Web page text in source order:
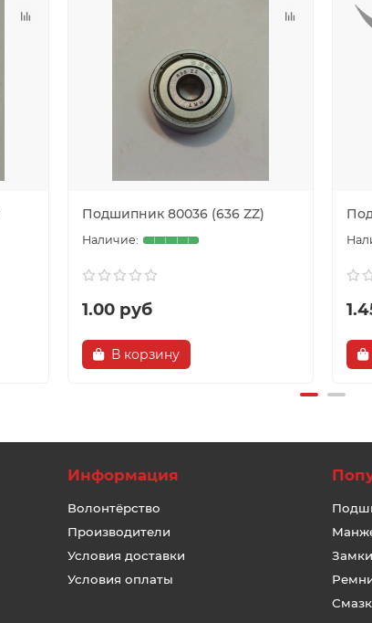
Подшипник 80036 (636 ZZ)
1.00 руб
В корзину
Информация
Волонтёрство
Производители
Условия доставки
Условия оплаты